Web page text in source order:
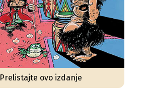
Prelistajte ovo izdanje